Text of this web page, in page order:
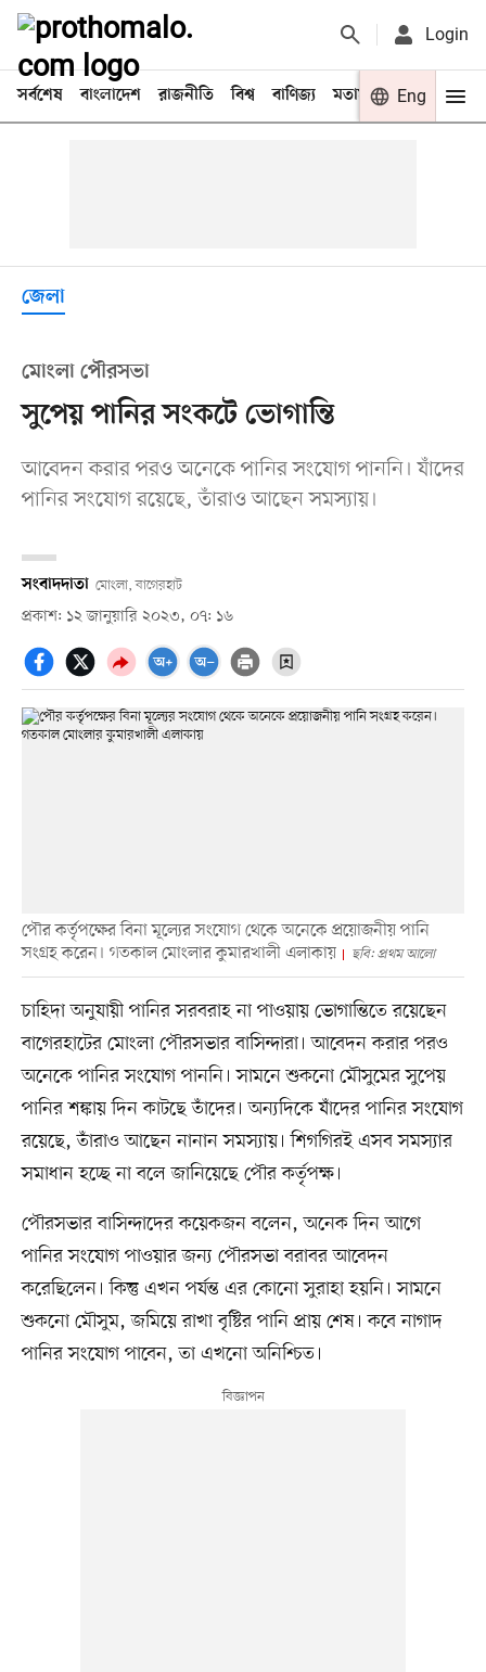
Login
সর্বশেষ বাংলাদেশ রাজনীতি বিশ্ব বাণিজ্য মতামত খেলা
Eng
জেলা
মোংলা পৌরসভা
সু‌পেয় পা‌নির সংক‌টে ভোগান্তি
আবেদন করার পরও অনেকে পানির সংযোগ পাননি। যাঁদের
পানির সং‌যোগ র‌য়ে‌ছে, তাঁরাও আছেন সমস্যায়।
সংবাদদাতা মোংলা, বা‌গেরহাট
প্রকাশ: ১২ জানুয়ারি ২০২৩, ০৭: ১৬
পৌর কর্তৃপক্ষের বিনা মূল্যের সংযোগ থেকে অনেকে প্রয়োজনীয় পানি
সংগ্রহ করেন। গতকাল মোংলার কুমারখালী এলাকায়
ছবি: প্রথম আলো
চা‌হিদা অনুযায়ী পা‌নির সরবরাহ না পাওয়ায় ভোগা‌ন্তি‌তে রয়েছেন
বাগেরহাটের মোংলা পৌরসভার বাসিন্দারা। আবেদন করার পরও
অনেকে পানির সংযোগ পাননি। সামনে শুক‌নো মৌসু‌মের সু‌পেয়
পা‌নির শঙ্কায় দিন কাট‌ছে তাঁদের। অন্যদিকে যাঁদের পানির সং‌যোগ
র‌য়ে‌ছে, তাঁরাও আছেন নানান সমস্যায়। শিগগিরই এসব সমস্যার
সমাধান হচ্ছে না বলে জানিয়েছে পৌর কর্তৃপক্ষ।
পৌরসভার বাসিন্দাদের কয়েকজন বলেন, অনেক দিন আগে
পা‌নির সং‌যোগ পাওয়ার জন্য পৌরসভা বরাবর আবেদন
ক‌রেছি‌লেন। কিন্তু এখন পর্যন্ত এর কোনো সুরাহা হয়‌নি। সাম‌নে
শুক‌নো মৌসুম, জ‌মি‌য়ে রাখা বৃ‌ষ্টির পা‌নি প্রায় শেষ। ক‌বে নাগাদ
পানির সং‌যোগ পা‌বেন, তা এখনো অনিশ্চিত।